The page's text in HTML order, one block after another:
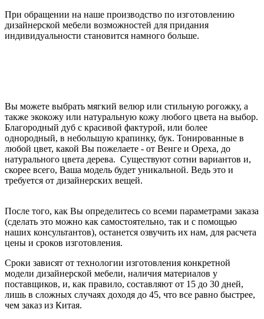
При обращении на наше производство по изготовлению
дизайнерской мебели возможностей для придания
индивидуальности становится намного больше.
Вы можете выбрать мягкий велюр или стильную рогожку, а
также экокожу или натуральную кожу любого цвета на выбор.
Благородный дуб с красивой фактурой, или более
однородный, в небольшую крапинку, бук. Тонированные в
любой цвет, какой Вы пожелаете - от Венге и Ореха, до
натурального цвета дерева. Существуют сотни вариантов и,
скорее всего, Ваша модель будет уникальной. Ведь это и
требуется от дизайнерских вещей.
После того, как Вы определитесь со всеми параметрами заказа
(сделать это можно как самостоятельно, так и с помощью
наших консультантов), останется озвучить их нам, для расчета
цены и сроков изготовления.
Сроки зависят от технологии изготовления конкретной
модели дизайнерской мебели, наличия материалов у
поставщиков, и, как правило, составляют от 15 до 30 дней,
лишь в сложных случаях доходя до 45, что все равно быстрее,
чем заказ из Китая.